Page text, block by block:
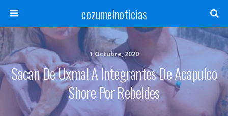
cozumelnoticias
1 Octubre, 2020
Sacan De Uxmal A Integrantes De Acapulco
Shore Por Rebeldes